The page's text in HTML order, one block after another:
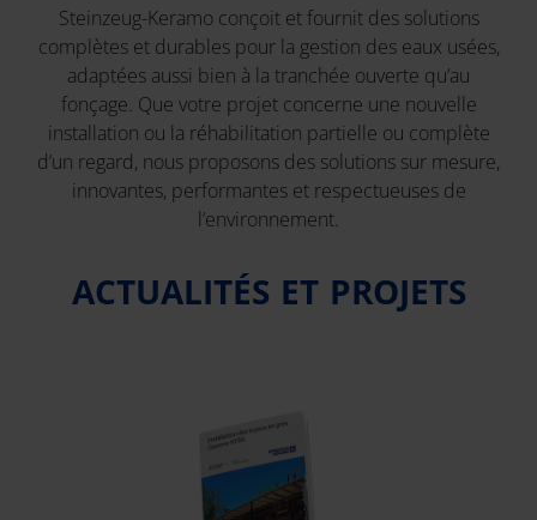
Steinzeug-Keramo conçoit et fournit des solutions
complètes et durables pour la gestion des eaux usées,
adaptées aussi bien à la tranchée ouverte qu’au
fonçage. Que votre projet concerne une nouvelle
installation ou la réhabilitation partielle ou complète
d’un regard, nous proposons des solutions sur mesure,
innovantes, performantes et respectueuses de
l’environnement.
ACTUALITÉS ET PROJETS